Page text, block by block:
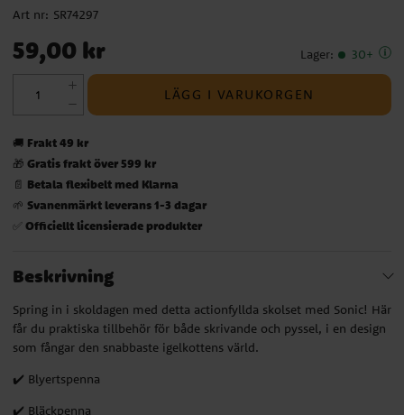
Art nr: SR74297
Pris: 59,00 kr
59,00 kr Lager: 30+
LÄGG I VARUKORGEN
🚚 Frakt 49 kr
🎁 Gratis frakt över 599 kr
📄 Betala flexibelt med Klarna
🌱 Svanenmärkt leverans 1-3 dagar
✅ Officiellt licensierade produkter
Beskrivning
Spring in i skoldagen med detta actionfyllda skolset med Sonic! Här
får du praktiska tillbehör för både skrivande och pyssel, i en design
som fångar den snabbaste igelkottens värld.
✔️ Blyertspenna
✔️ Bläckpenna